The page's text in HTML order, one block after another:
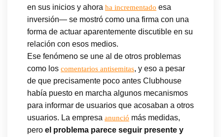
en sus inicios y ahora ha incrementado esa
inversión— se mostró como una firma con una
forma de actuar aparentemente discutible en su
relación con esos medios.
Ese fenómeno se une al de otros problemas
como los comentarios antisemitas, y eso a pesar
de que precisamente poco antes Clubhouse
había puesto en marcha algunos mecanismos
para informar de usuarios que acosaban a otros
usuarios. La empresa anunció más medidas,
pero el problema parece seguir presente y